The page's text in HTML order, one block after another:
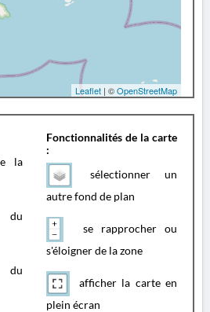
Leaflet | ©OpenStreetMap
la
du
Fonctionnalités de la carte
:
sélectionner un
autre fond de plan
se rapprocher ou
s'éloigner de la zone
afficher la carte en
plein écran